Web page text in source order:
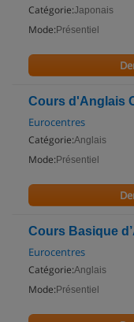
Catégorie:Japonais
Mode: Présentiel
Cours d'Anglais
Eurocentres
Catégorie:Anglais
Mode: Présentiel
Cours Basique
Eurocentres
Catégorie:Anglais
Mode: Présentiel